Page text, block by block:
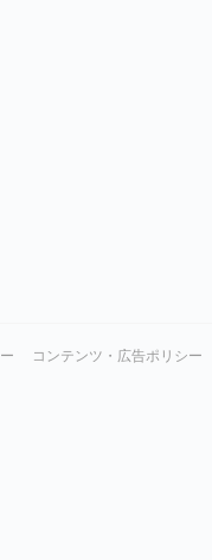
コンテンツ・広告ポリシー